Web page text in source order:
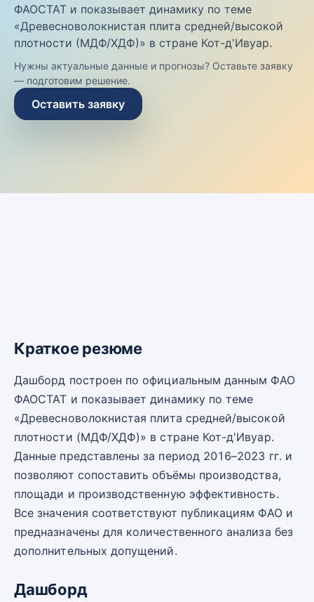
ФАОСТАТ и показывает динамику по теме
«Древесноволокнистая плита средней/высокой
плотности (МДФ/ХДФ)» в стране Кот-д'Ивуар.
Нужны актуальные данные и прогнозы? Оставьте заявку
— подготовим решение.
Оставить заявку
Краткое резюме
Дашборд построен по официальным данным ФАО
ФАОСТАТ и показывает динамику по теме
«Древесноволокнистая плита средней/высокой
плотности (МДФ/ХДФ)» в стране Кот-д'Ивуар.
Данные представлены за период 2016–2023 гг. и
позволяют сопоставить объёмы производства,
площади и производственную эффективность.
Все значения соответствуют публикациям ФАО и
предназначены для количественного анализа без
дополнительных допущений.
Дашборд